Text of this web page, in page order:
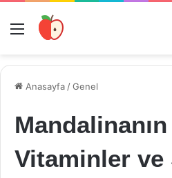
Menü
Anasayfa /Genel
Vitaminler ve